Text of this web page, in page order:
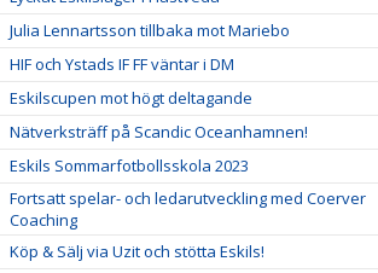
Julia Lennartsson tillbaka mot Mariebo
HIF och Ystads IF FF väntar i DM
Eskilscupen mot högt deltagande
Nätverksträff på Scandic Oceanhamnen!
Eskils Sommarfotbollsskola 2023
Fortsatt spelar- och ledarutveckling med Coerver
Coaching
Köp & Sälj via Uzit och stötta Eskils!